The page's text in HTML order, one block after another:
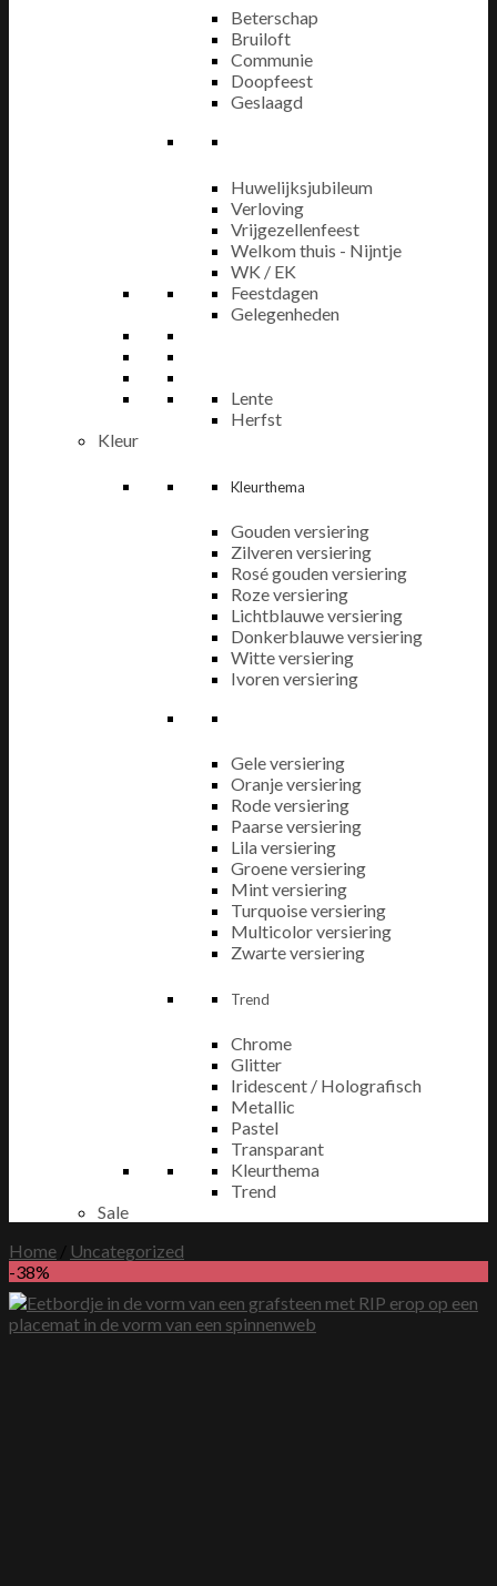
Beterschap
Bruiloft
Communie
Doopfeest
Geslaagd
Huwelijksjubileum
Verloving
Vrijgezellenfeest
Welkom thuis - Nijntje
WK / EK
Feestdagen
Gelegenheden
Lente
Herfst
Kleur
Kleurthema
Gouden versiering
Zilveren versiering
Rosé gouden versiering
Roze versiering
Lichtblauwe versiering
Donkerblauwe versiering
Witte versiering
Ivoren versiering
Gele versiering
Oranje versiering
Rode versiering
Paarse versiering
Lila versiering
Groene versiering
Mint versiering
Turquoise versiering
Multicolor versiering
Zwarte versiering
Trend
Chrome
Glitter
Iridescent / Holografisch
Metallic
Pastel
Transparant
Kleurthema
Trend
Sale
Home
Uncategorized
-38%